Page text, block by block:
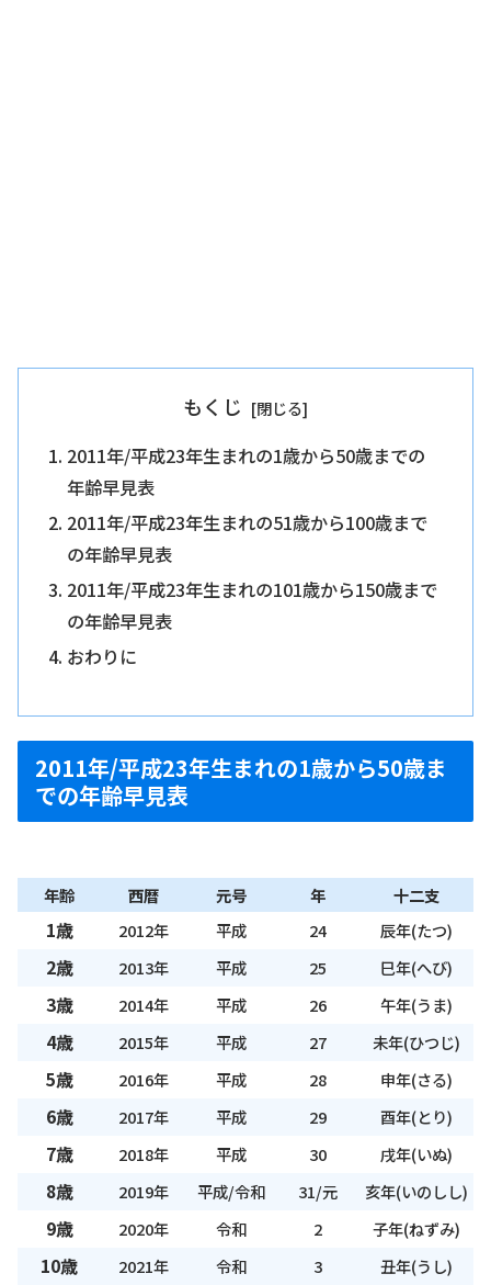
もくじ
2011年/平成23年生まれの1歳から50歳までの
年齢早見表
2011年/平成23年生まれの51歳から100歳まで
の年齢早見表
2011年/平成23年生まれの101歳から150歳まで
の年齢早見表
おわりに
2011年/平成23年生まれの1歳から50歳ま
での年齢早見表
年齢 西暦 元号 年 十二支
1歳 2012年 平成 24 辰年(たつ)
2歳 2013年 平成 25 巳年(へび)
3歳 2014年 平成 26 午年(うま)
4歳 2015年 平成 27 未年(ひつじ)
5歳 2016年 平成 28 申年(さる)
6歳 2017年 平成 29 酉年(とり)
7歳 2018年 平成 30 戌年(いぬ)
8歳 2019年 平成/令和 31/元 亥年(いのしし)
9歳 2020年 令和 2 子年(ねずみ)
10歳 2021年 令和 3 丑年(うし)